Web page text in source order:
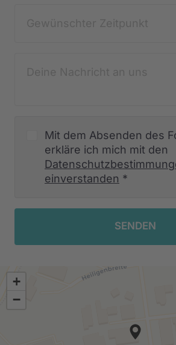
Mit dem Absenden des
erkläre ich mich mit den
einverstanden *
SENDEN
+
−